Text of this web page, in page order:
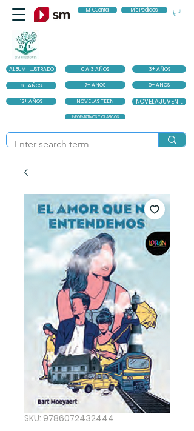
ALBUM ILUSTRADO 0 A 3 AÑOS 3+ AÑOS
6+ AÑOS 7+ AÑOS 9+ AÑOS
12+ AÑOS NOVELAS TEEN NOVELA JUVENIL
INFORMATIVOS Y CLASICOS
Mi Cuenta Mis Pedidos
SKU: 9786072432444